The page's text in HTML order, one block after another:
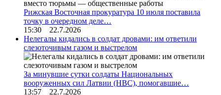
Рижская Восточная прокуратура 10 июля поставила
точку в очередном деле…
15:30 22.7.2026
Нелегалы кидались в солдат дровами: им ответили
слезоточивым газом и выстрелом
За минувшие сутки солдаты Национальных
вооруженных сил Латвии (НВС), помогавшие…
13:57 22.7.2026